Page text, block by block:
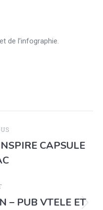
de l’infographie.
CAPSULE
– PUB VTELE ET